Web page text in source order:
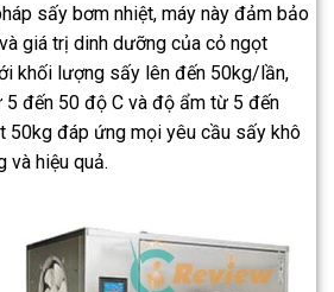
sấy bơm nhiệt, máy này đảm bảo
giá trị dinh dưỡng của cỏ ngọt
khối lượng sấy lên đến 50kg/lần,
đến 50 độ C và độ ẩm từ 5 đến
50kg đáp ứng mọi yêu cầu sấy khô
và hiệu quả.